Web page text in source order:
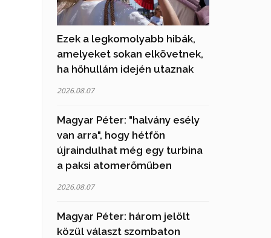
Ezek a legkomolyabb hibák,
amelyeket sokan elkövetnek,
ha hőhullám idején utaznak
2026.08.07
Magyar Péter: "halvány esély
van arra", hogy hétfőn
újraindulhat még egy turbina
a paksi atomerőműben
2026.08.07
Magyar Péter: három jelölt
közül választ szombaton